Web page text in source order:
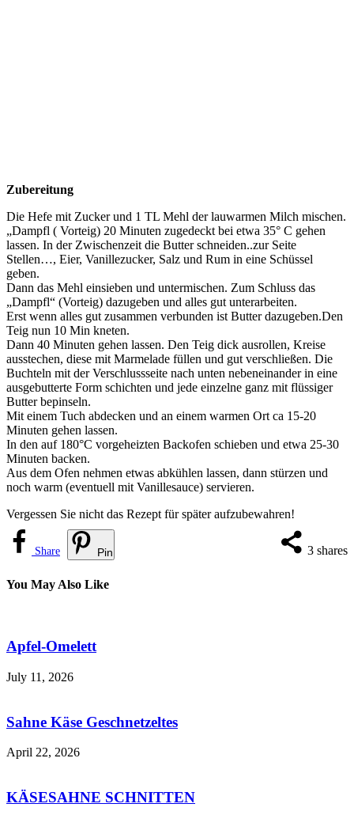
Zubereitung
Die Hefe mit Zucker und 1 TL Mehl der lauwarmen Milch mischen.
„Dampfl ( Vorteig) 20 Minuten zugedeckt bei etwa 35° C gehen
lassen. In der Zwischenzeit die Butter schneiden..zur Seite
Stellen…, Eier, Vanillezucker, Salz und Rum in eine Schüssel
geben.
Dann das Mehl einsieben und untermischen. Zum Schluss das
„Dampfl“ (Vorteig) dazugeben und alles gut unterarbeiten.
Erst wenn alles gut zusammen verbunden ist Butter dazugeben.Den
Teig nun 10 Min kneten.
Dann 40 Minuten gehen lassen. Den Teig dick ausrollen, Kreise
ausstechen, diese mit Marmelade füllen und gut verschließen. Die
Buchteln mit der Verschlussseite nach unten nebeneinander in eine
ausgebutterte Form schichten und jede einzelne ganz mit flüssiger
Butter bepinseln.
Mit einem Tuch abdecken und an einem warmen Ort ca 15-20
Minuten gehen lassen.
In den auf 180°C vorgeheizten Backofen schieben und etwa 25-30
Minuten backen.
Aus dem Ofen nehmen etwas abkühlen lassen, dann stürzen und
noch warm (eventuell mit Vanillesauce) servieren.
Vergessen Sie nicht das Rezept für später aufzubewahren!
3 shares
Share Pin
You May Also Like
Apfel-Omelett
July 11, 2026
Sahne Käse Geschnetzeltes
April 22, 2026
KÄSESAHNE SCHNITTEN